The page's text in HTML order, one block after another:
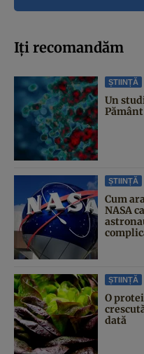
Iți recomandăm
ȘTIINȚĂ
Un
ȘTIINȚĂ
Cum
NASA
ȘTIINȚĂ
O
dată